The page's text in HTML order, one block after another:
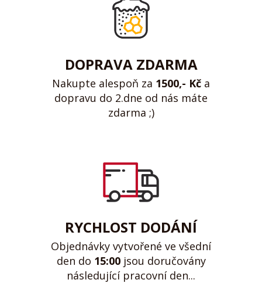
DOPRAVA ZDARMA
Nakupte alespoň za 1500,- Kč a
dopravu do 2.dne od nás máte
zdarma ;)
RYCHLOST DODÁNÍ
Objednávky vytvořené ve všední
den do 15:00jsou doručovány
následující pracovní den...